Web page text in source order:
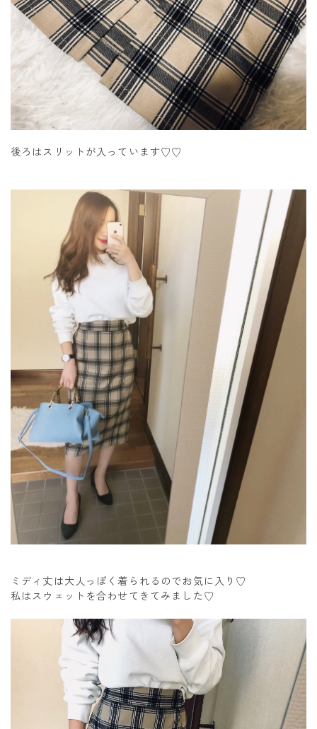
後ろはスリットが入っています♡♡
ミディ丈は大人っぽく着られるのでお気に入り♡
私はスウェットを合わせてきてみました♡